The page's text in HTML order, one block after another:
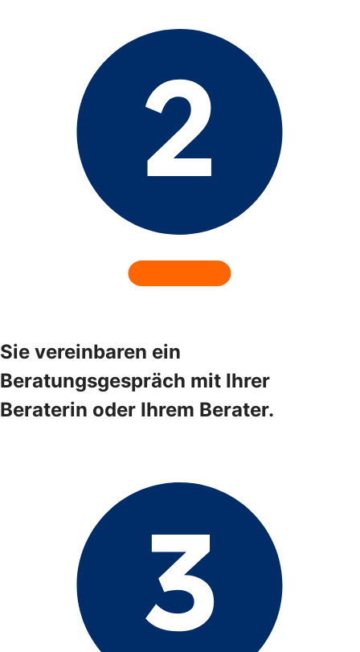
Sie vereinbaren ein
Beratungsgespräch mit Ihrer
Beraterin oder Ihrem Berater.